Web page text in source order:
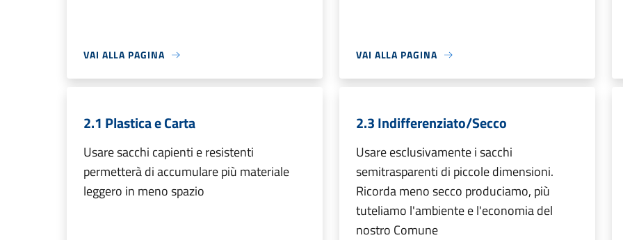
VAI ALLA PAGINA VAI ALLA PAGINA
2.1 Plastica e Carta
Usare sacchi capienti e resistenti
permetterà di accumulare più materiale
leggero in meno spazio
2.3 Indifferenziato/Secco
Usare esclusivamente i sacchi
semitrasparenti di piccole dimensioni.
Ricorda meno secco produciamo, più
tuteliamo l'ambiente e l'economia del
nostro Comune